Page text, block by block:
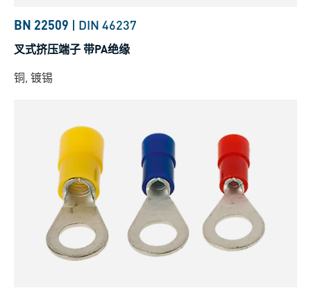
BN 22509 | DIN 46237
叉式挤压端子 带PA绝缘
铜, 镀锡